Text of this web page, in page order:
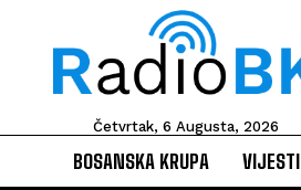
Četvrtak, 6 Augusta, 2026
BOSANSKA KRUPA VIJESTI